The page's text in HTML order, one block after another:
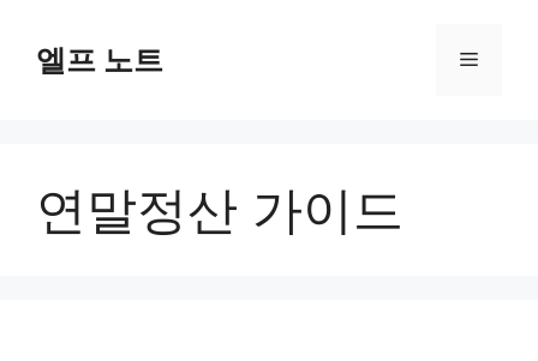
엘프 노트 메
연말정산 가이드